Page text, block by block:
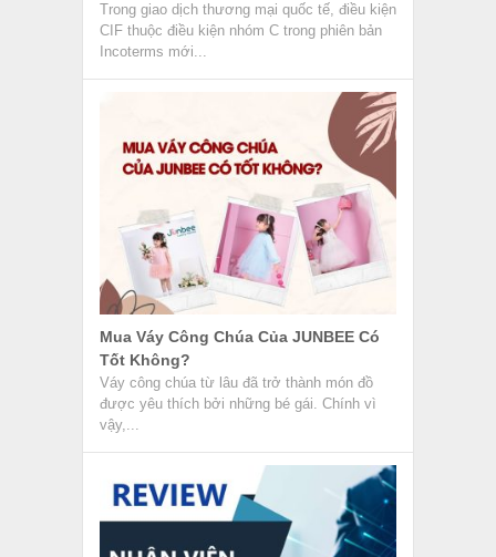
Trong giao dịch thương mại quốc tế, điều kiện
CIF thuộc điều kiện nhóm C trong phiên bản
Incoterms mới...
Mua Váy Công Chúa Của JUNBEE Có
Tốt Không?
Váy công chúa từ lâu đã trở thành món đồ
được yêu thích bởi những bé gái. Chính vì
vậy,...